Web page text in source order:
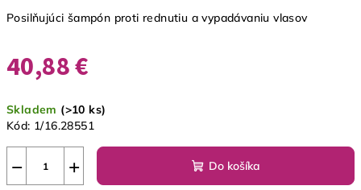
Posilňujúci šampón proti rednutiu a vypadávaniu vlasov
40,88 €
cena:
Skladem (>10 ks)
Kód: 1/16.28551
+
− Do košíka